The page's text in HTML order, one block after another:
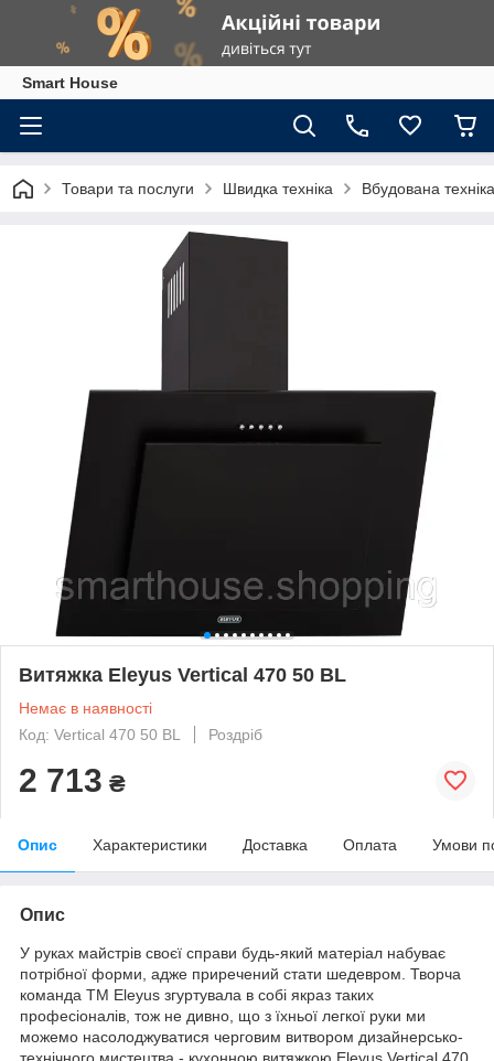
Smart House
Товари та послуги Швидка техніка Вбудована техніка
Витяжка Eleyus Vertical 470 50 BL
Немає в наявності
Код: Vertical 470 50 BL
Роздріб
2 713 ₴
Опис Характеристики Доставка Оплата Умови
Опис
У руках майстрів своєї справи будь-який матеріал набуває
потрібної форми, адже приречений стати шедевром. Творча
команда ТМ Eleyus згуртувала в собі якраз таких
професіоналів, тож не дивно, що з їхньої легкої руки ми
можемо насолоджуватися черговим витвором дизайнерсько-
технічного мистецтва - кухонною витяжкою Eleyus Vertical 470.